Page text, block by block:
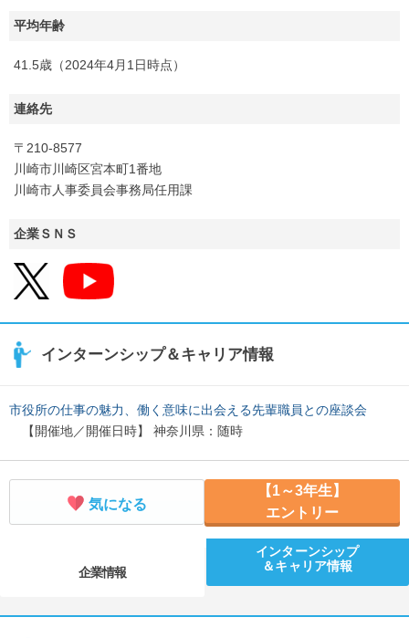
平均年齢
41.5歳（2024年4月1日時点）
連絡先
〒210-8577
川崎市川崎区宮本町1番地
川崎市人事委員会事務局任用課
企業ＳＮＳ
インターンシップ＆キャリア情報
市役所の仕事の魅力、働く意味に出会える先輩職員との座談会
【開催地／開催日時】 神奈川県：随時
気になる
【1～3年生】
エントリー
企業情報
インターンシップ
＆キャリア情報